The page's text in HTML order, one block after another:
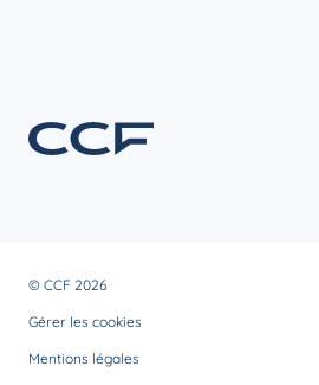
© CCF 2026
Gérer les cookies
Mentions légales